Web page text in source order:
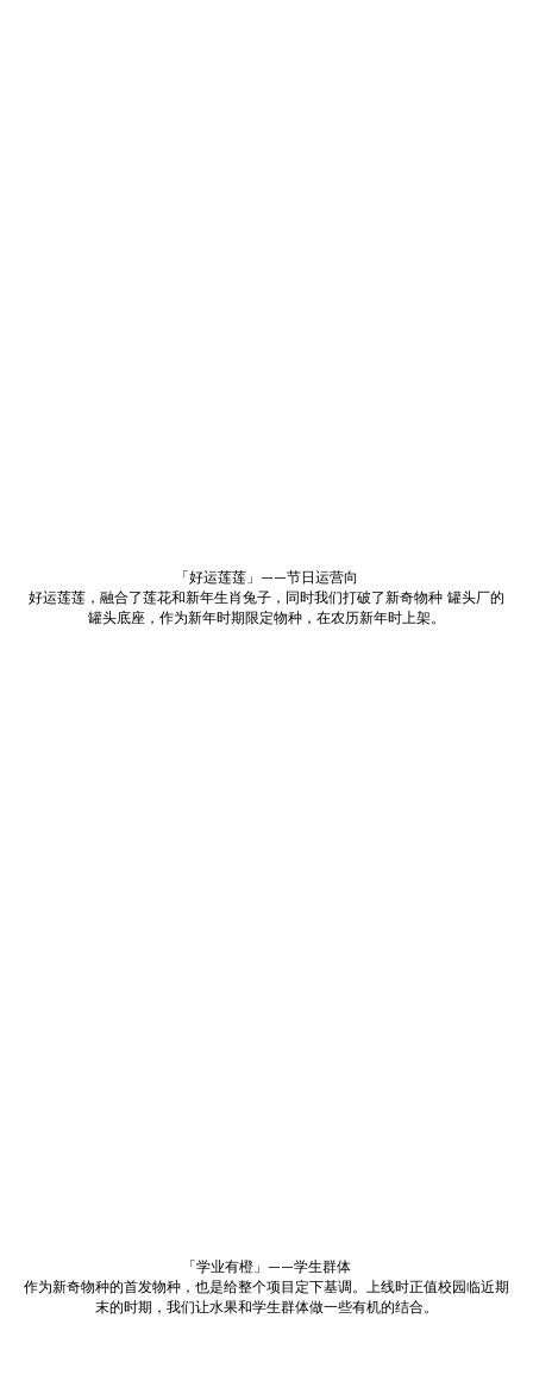
「好运莲莲」——节日运营向
好运莲莲，融合了莲花和新年生肖兔子，同时我们打破了新奇物种 罐头厂的
罐头底座，作为新年时期限定物种，在农历新年时上架。
「学业有橙」——学生群体
作为新奇物种的首发物种，也是给整个项目定下基调。上线时正值校园临近期
末的时期，我们让水果和学生群体做一些有机的结合。